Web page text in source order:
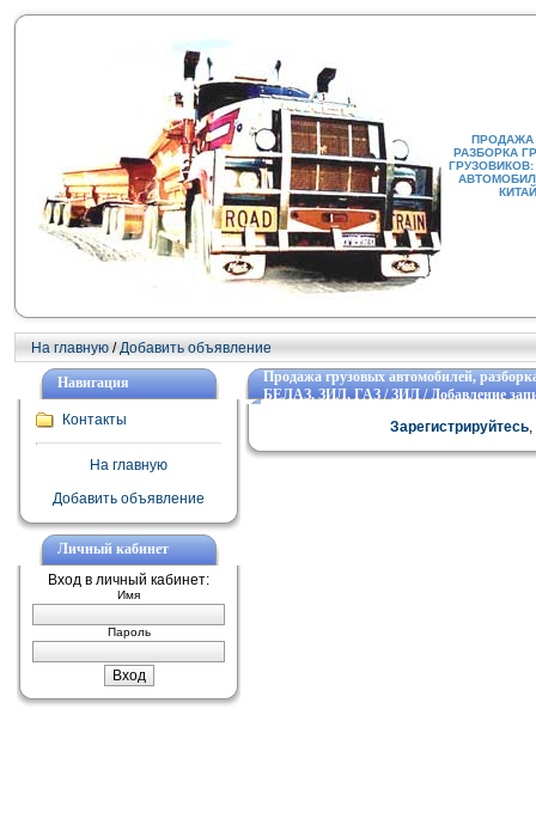
ПРОДАЖА
РАЗБОРКА
На главную /Добавить объявление
Навигация
Контакты
На главную
Добавить объявление
Личный кабинет
Вход в личный кабинет:
Имя
Пароль
Продажа грузовых автомобилей,
БЕЛАЗ, ЗИЛ, ГАЗ / ЗИЛ / Добавление
Зарегистрируйтесь